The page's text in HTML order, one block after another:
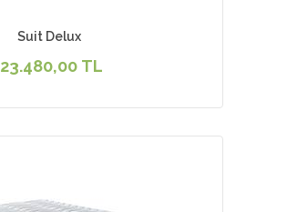
Suit Delux
23.480,00 TL